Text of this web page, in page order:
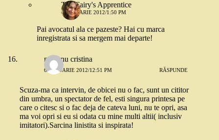
The Fairy's Apprentice
6 IANUARIE 2012/1:50 PM
Pai avocatul ala ce pazeste? Hai cu marca
inregistrata si sa mergem mai departe!
mocanu cristina
6 IANUARIE 2012/12:51 PM RĂSPUNDE
Scuza-ma ca intervin, de obicei nu o fac, sunt un cititor
din umbra, un spectator de fel, esti singura printesa pe
care o citesc si o fac deja de cateva luni, nu te opri, asa
ma voi opri si eu si odata cu mine multi altii( inclusiv
imitatori).Sarcina linistita si inspirata!